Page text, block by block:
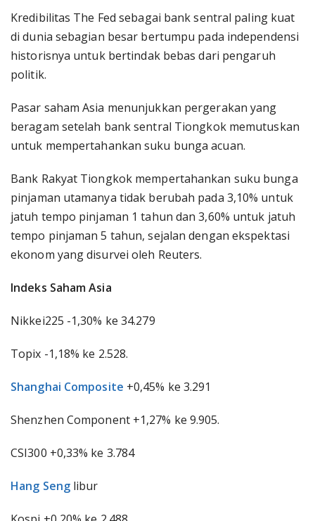
Kredibilitas The Fed sebagai bank sentral paling kuat
di dunia sebagian besar bertumpu pada independensi
historisnya untuk bertindak bebas dari pengaruh
politik.
Pasar saham Asia menunjukkan pergerakan yang
beragam setelah bank sentral Tiongkok memutuskan
untuk mempertahankan suku bunga acuan.
Bank Rakyat Tiongkok mempertahankan suku bunga
pinjaman utamanya tidak berubah pada 3,10% untuk
jatuh tempo pinjaman 1 tahun dan 3,60% untuk jatuh
tempo pinjaman 5 tahun, sejalan dengan ekspektasi
ekonom yang disurvei oleh Reuters.
Indeks Saham Asia
Nikkei225 -1,30% ke 34.279
Topix -1,18% ke 2.528.
Shanghai Composite +0,45% ke 3.291
Shenzhen Component +1,27% ke 9.905.
CSI300 +0,33% ke 3.784
Hang Senglibur